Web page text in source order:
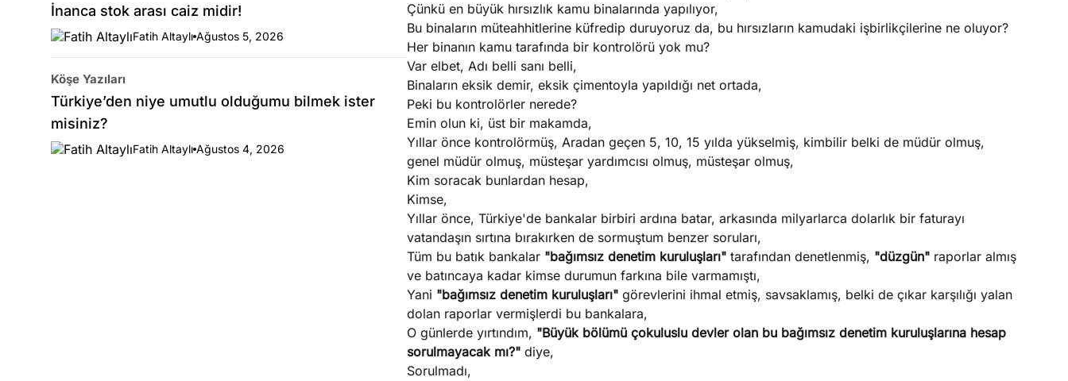
İnanca stok arası caiz midir!
Fatih Altaylı Ağustos 5, 2026
Köşe Yazıları
Türkiye’den niye umutlu olduğumu bilmek ister
misiniz?
Fatih Altaylı Ağustos 4, 2026
Çünkü en büyük hırsızlık kamu binalarında yapılıyor,
Bu binaların müteahhitlerine küfredip duruyoruz da, bu hırsızların kamudaki işbirlikçilerine ne oluyor?
Her binanın kamu tarafında bir kontrolörü yok mu?
Var elbet, Adı belli sanı belli,
Binaların eksik demir, eksik çimentoyla yapıldığı net ortada,
Peki bu kontrolörler nerede?
Emin olun ki, üst bir makamda,
Yıllar önce kontrolörmüş, Aradan geçen 5, 10, 15 yılda yükselmiş, kimbilir belki de müdür olmuş,
genel müdür olmuş, müsteşar yardımcısı olmuş, müsteşar olmuş,
Kim soracak bunlardan hesap,
Kimse,
Yıllar önce, Türkiye'de bankalar birbiri ardına batar, arkasında milyarlarca dolarlık bir faturayı
vatandaşın sırtına bırakırken de sormuştum benzer soruları,
Tüm bu batık bankalar "bağımsız denetim kuruluşları" tarafından denetlenmiş, "düzgün" raporlar almış
ve batıncaya kadar kimse durumun farkına bile varmamıştı,
Yani "bağımsız denetim kuruluşları" görevlerini ihmal etmiş, savsaklamış, belki de çıkar karşılığı yalan
dolan raporlar vermişlerdi bu bankalara,
O günlerde yırtındım, "Büyük bölümü çokuluslu devler olan bu bağımsız denetim kuruluşlarına hesap
sorulmayacak mı?" diye,
Sorulmadı,